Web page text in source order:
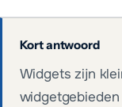
Kort antwoord
Widgets zijn
widgetgebieden